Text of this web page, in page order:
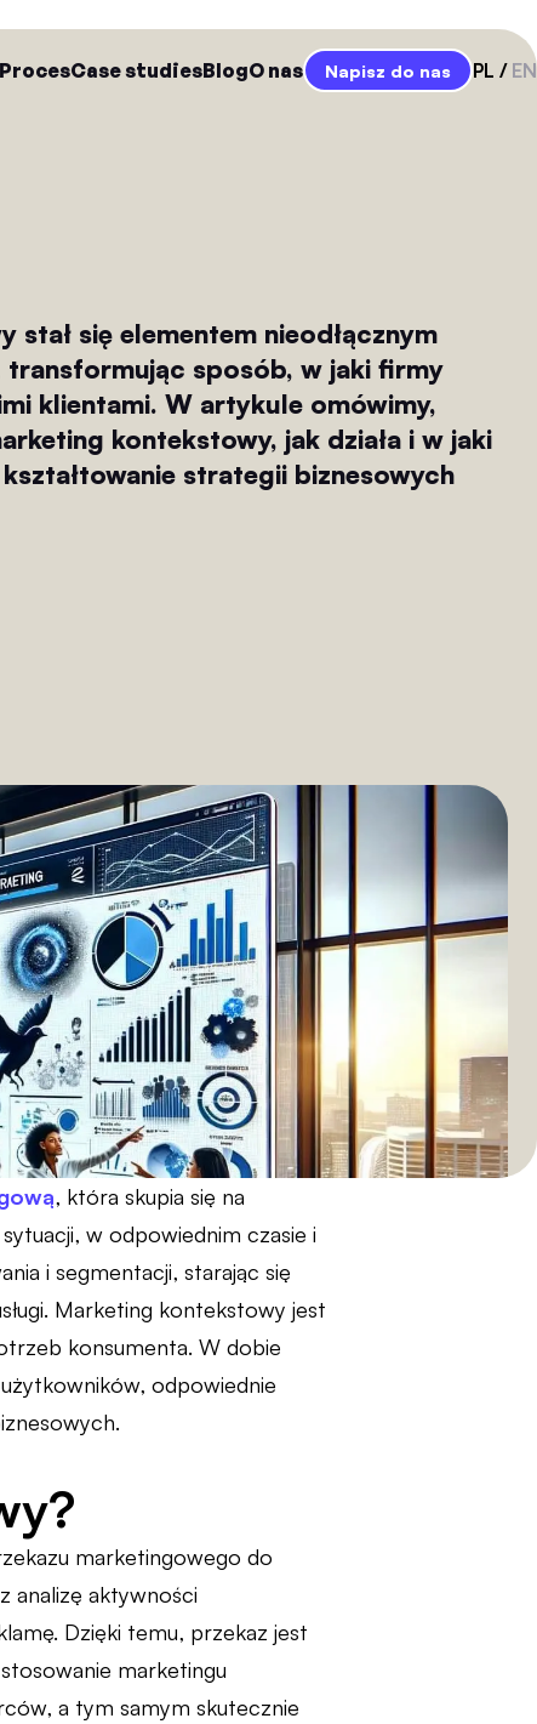
ProcesCase studiesBlogO nas Napisz do nas PL EN
stał się elementem nieodłącznym
sposób, w jaki firmy
klientami. W artykule omówimy,
kontekstowy, jak działa i w jaki
strategii biznesowych
, która skupia się na
w odpowiednim czasie i
i segmentacji, starając się
Marketing kontekstowy jest
konsumenta. W dobie
odpowiednie
marketingowego do
analizę aktywności
Dzięki temu, przekaz jest
marketingu
a tym samym skutecznie